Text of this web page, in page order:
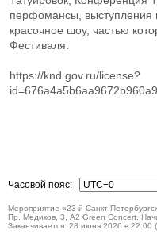
перфомансы, выступления
красочное шоу, частью
Фестиваля.
https://knd.gov.ru/license?
Часовой пояс:
Мероприятие «23-й Санкт-
Пр. Медиков, 3, A2 Green Concert.
Заканчивается: 28 июня 2026 в 22:00